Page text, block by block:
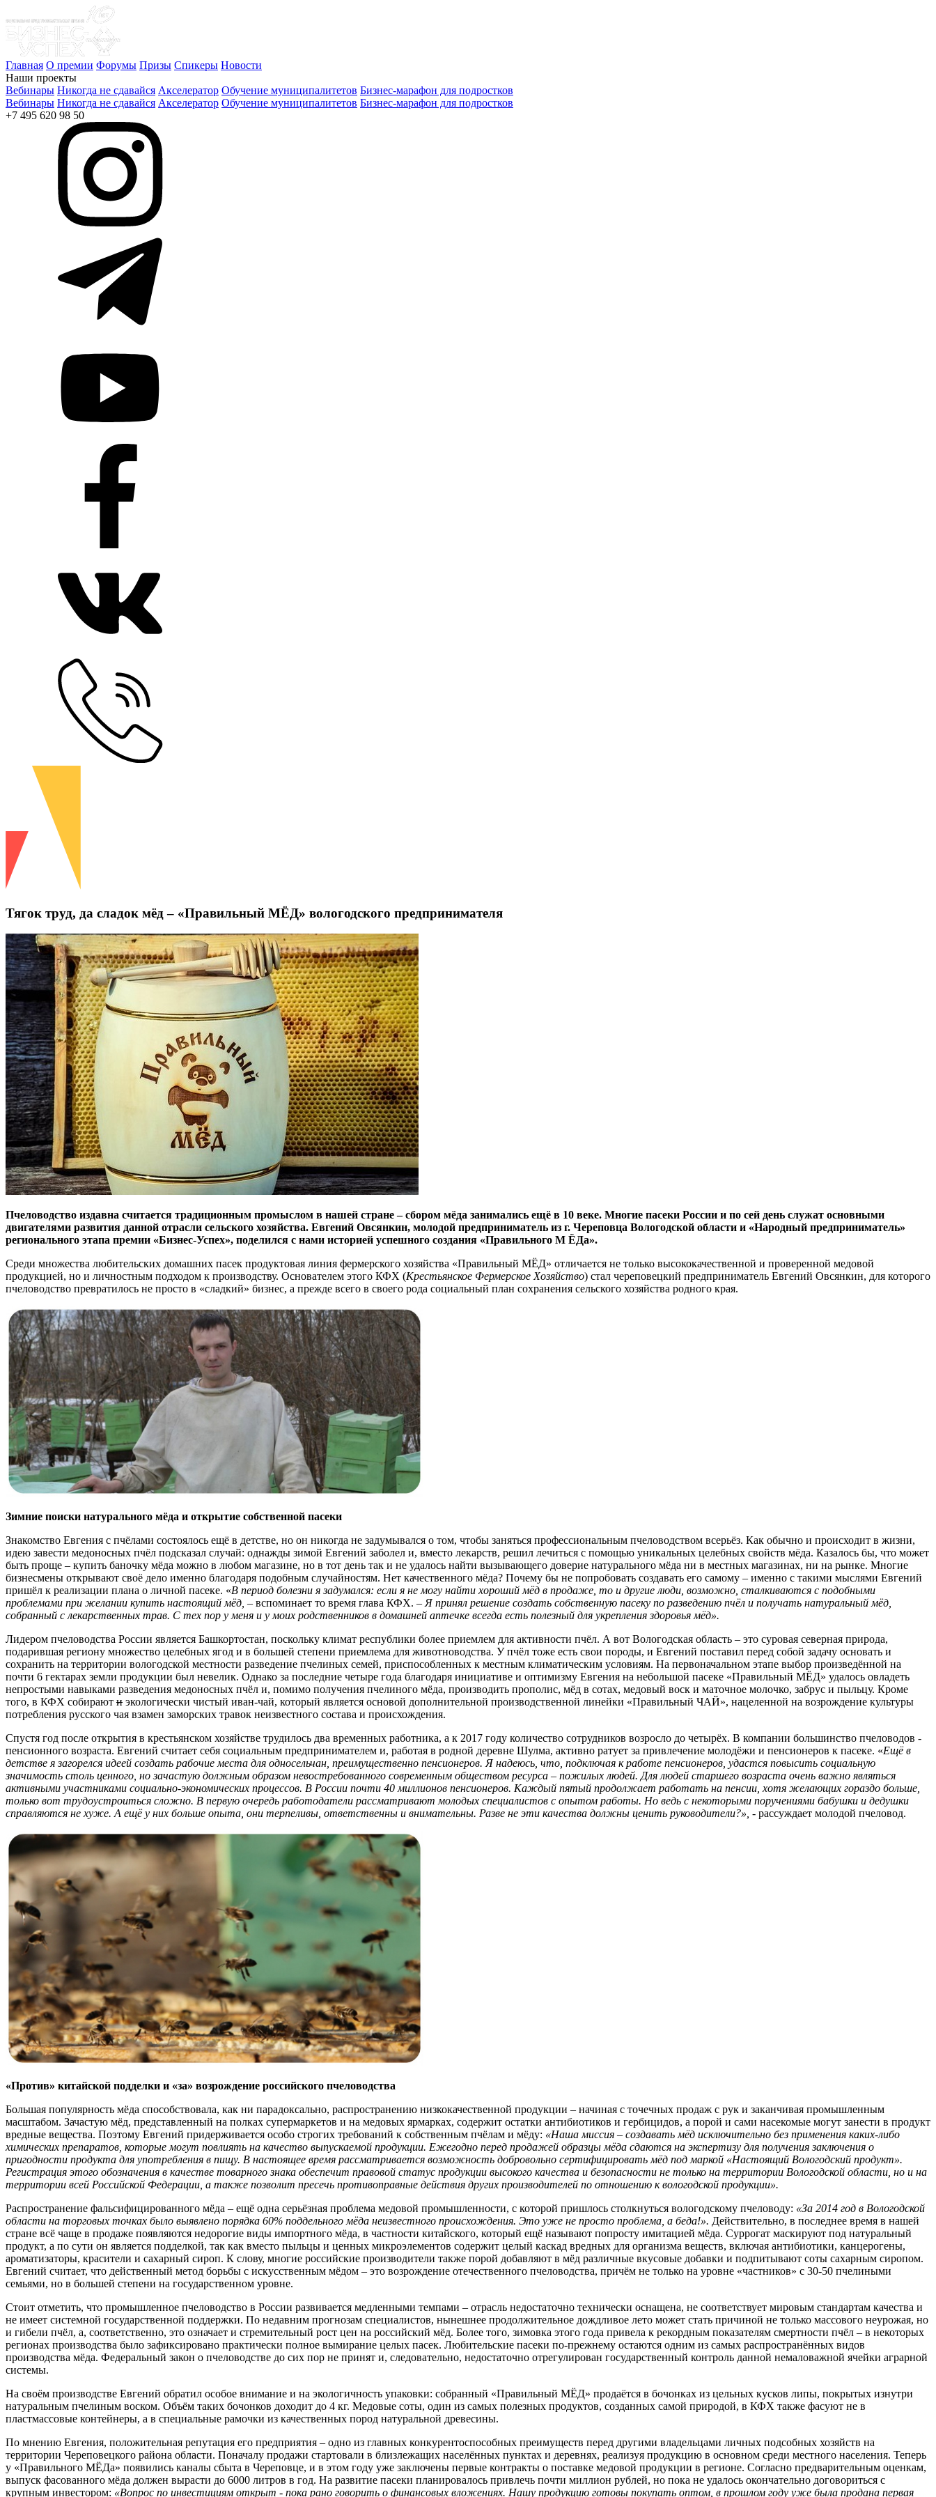
Главная О премии Форумы Призы Спикеры Новости
Наши проекты
Вебинары Никогда не сдавайся Акселератор Обучение муниципалитетов Бизнес-марафон для подростков
Вебинары Никогда не сдавайся Акселератор Обучение муниципалитетов Бизнес-марафон для подростков
+7 495 620 98 50
Тягок труд, да сладок мёд – «Правильный МЁД» вологодского предпринимателя
Пчеловодство издавна считается традиционным промыслом в нашей стране – сбором мёда занимались ещё в 10 веке. Многие пасеки России и по сей день служат основными
двигателями развития данной отрасли сельского хозяйства. Евгений Овсянкин, молодой предприниматель из г. Череповца Вологодской области и «Народный предприниматель»
регионального этапа премии «Бизнес-Успех», поделился с нами историей успешного создания «Правильного М ЁДа».
Среди множества любительских домашних пасек продуктовая линия фермерского хозяйства «Правильный МЁД» отличается не только высококачественной и проверенной медовой
продукцией, но и личностным подходом к производству. Основателем этого КФХ (Крестьянское Фермерское Хозяйство) стал череповецкий предприниматель Евгений Овсянкин, для которого
пчеловодство превратилось не просто в «сладкий» бизнес, а прежде всего в своего рода социальный план сохранения сельского хозяйства родного края.
Зимние поиски натурального мёда и открытие собственной пасеки
Знакомство Евгения с пчёлами состоялось ещё в детстве, но он никогда не задумывался о том, чтобы заняться профессиональным пчеловодством всерьёз. Как обычно и происходит в жизни,
идею завести медоносных пчёл подсказал случай: однажды зимой Евгений заболел и, вместо лекарств, решил лечиться с помощью уникальных целебных свойств мёда. Казалось бы, что может
быть проще – купить баночку мёда можно в любом магазине, но в тот день так и не удалось найти вызывающего доверие натурального мёда ни в местных магазинах, ни на рынке. Многие
бизнесмены открывают своё дело именно благодаря подобным случайностям. Нет качественного мёда? Почему бы не попробовать создавать его самому – именно с такими мыслями Евгений
пришёл к реализации плана о личной пасеке. «В период болезни я задумался: если я не могу найти хороший мёд в продаже, то и другие люди, возможно, сталкиваются с подобными
проблемами при желании купить настоящий мёд, – вспоминает то время глава КФХ. –Я принял решение создать собственную пасеку по разведению пчёл и получать натуральный мёд,
собранный с лекарственных трав. С тех пор у меня и у моих родственников в домашней аптечке всегда есть полезный для укрепления здоровья мёд».
Лидером пчеловодства России является Башкортостан, поскольку климат республики более приемлем для активности пчёл. А вот Вологодская область – это суровая северная природа,
подарившая региону множество целебных ягод и в большей степени приемлема для животноводства. У пчёл тоже есть свои породы, и Евгений поставил перед собой задачу основать и
сохранить на территории вологодской местности разведение пчелиных семей, приспособленных к местным климатическим условиям. На первоначальном этапе выбор произведённой на
почти 6 гектарах земли продукции был невелик. Однако за последние четыре года благодаря инициативе и оптимизму Евгения на небольшой пасеке «Правильный МЁД» удалось овладеть
непростыми навыками разведения медоносных пчёл и, помимо получения пчелиного мёда, производить прополис, мёд в сотах, медовый воск и маточное молочко, забрус и пыльцу. Кроме
того, в КФХ собирают и экологически чистый иван-чай, который является основой дополнительной производственной линейки «Правильный ЧАЙ», нацеленной на возрождение культуры
потребления русского чая взамен заморских травок неизвестного состава и происхождения.
Спустя год после открытия в крестьянском хозяйстве трудилось два временных работника, а к 2017 году количество сотрудников возросло до четырёх. В компании большинство пчеловодов -
пенсионного возраста. Евгений считает себя социальным предпринимателем и, работая в родной деревне Шулма, активно ратует за привлечение молодёжи и пенсионеров к пасеке. «Ещё в
детстве я загорелся идеей создать рабочие места для односельчан, преимущественно пенсионеров. Я надеюсь, что, подключая к работе пенсионеров, удастся повысить социальную
значимость столь ценного, но зачастую должным образом невостребованного современным обществом ресурса – пожилых людей. Для людей старшего возраста очень важно являться
активными участниками социально-экономических процессов. В России почти 40 миллионов пенсионеров. Каждый пятый продолжает работать на пенсии, хотя желающих гораздо больше,
только вот трудоустроиться сложно. В первую очередь работодатели рассматривают молодых специалистов с опытом работы. Но ведь с некоторыми поручениями бабушки и дедушки
справляются не хуже. А ещё у них больше опыта, они терпеливы, ответственны и внимательны. Разве не эти качества должны ценить руководители?», - рассуждает молодой пчеловод.
«Против» китайской подделки и «за» возрождение российского пчеловодства
Большая популярность мёда способствовала, как ни парадоксально, распространению низкокачественной продукции – начиная с точечных продаж с рук и заканчивая промышленным
масштабом. Зачастую мёд, представленный на полках супермаркетов и на медовых ярмарках, содержит остатки антибиотиков и гербицидов, а порой и сами насекомые могут занести в продукт
вредные вещества. Поэтому Евгений придерживается особо строгих требований к собственным пчёлам и мёду: «Наша миссия – создавать мёд исключительно без применения каких-либо
химических препаратов, которые могут повлиять на качество выпускаемой продукции. Ежегодно перед продажей образцы мёда сдаются на экспертизу для получения заключения о
пригодности продукта для употребления в пищу. В настоящее время рассматривается возможность добровольно сертифицировать мёд под маркой «Настоящий Вологодский продукт».
Регистрация этого обозначения в качестве товарного знака обеспечит правовой статус продукции высокого качества и безопасности не только на территории Вологодской области, но и на
территории всей Российской Федерации, а также позволит пресечь противоправные действия других производителей по отношению к вологодской продукции».
Распространение фальсифицированного мёда – ещё одна серьёзная проблема медовой промышленности, с которой пришлось столкнуться вологодскому пчеловоду: «За 2014 год в Вологодской
области на торговых точках было выявлено порядка 60% поддельного мёда неизвестного происхождения. Это уже не просто проблема, а беда!». Действительно, в последнее время в нашей
стране всё чаще в продаже появляются недорогие виды импортного мёда, в частности китайского, который ещё называют попросту имитацией мёда. Суррогат маскируют под натуральный
продукт, а по сути он является подделкой, так как вместо пыльцы и ценных микроэлементов содержит целый каскад вредных для организма веществ, включая антибиотики, канцерогены,
ароматизаторы, красители и сахарный сироп. К слову, многие российские производители также порой добавляют в мёд различные вкусовые добавки и подпитывают соты сахарным сиропом.
Евгений считает, что действенный метод борьбы с искусственным мёдом – это возрождение отечественного пчеловодства, причём не только на уровне «частников» с 30-50 пчелиными
семьями, но в большей степени на государственном уровне.
Стоит отметить, что промышленное пчеловодство в России развивается медленными темпами – отрасль недостаточно технически оснащена, не соответствует мировым стандартам качества и
не имеет системной государственной поддержки. По недавним прогнозам специалистов, нынешнее продолжительное дождливое лето может стать причиной не только массового неурожая, но
и гибели пчёл, а, соответственно, это означает и стремительный рост цен на российский мёд. Более того, зимовка этого года привела к рекордным показателям смертности пчёл – в некоторых
регионах производства было зафиксировано практически полное вымирание целых пасек. Любительские пасеки по-прежнему остаются одним из самых распространённых видов
производства мёда. Федеральный закон о пчеловодстве до сих пор не принят и, следовательно, недостаточно отрегулирован государственный контроль данной немаловажной ячейки аграрной
системы.
На своём производстве Евгений обратил особое внимание и на экологичность упаковки: собранный «Правильный МЁД» продаётся в бочонках из цельных кусков липы, покрытых изнутри
натуральным пчелиным воском. Объём таких бочонков доходит до 4 кг. Медовые соты, один из самых полезных продуктов, созданных самой природой, в КФХ также фасуют не в
пластмассовые контейнеры, а в специальные рамочки из качественных пород натуральной древесины.
По мнению Евгения, положительная репутация его предприятия – одно из главных конкурентоспособных преимуществ перед другими владельцами личных подсобных хозяйств на
территории Череповецкого района области. Поначалу продажи стартовали в близлежащих населённых пунктах и деревнях, реализуя продукцию в основном среди местного населения. Теперь
у «Правильного МЁДа» появились каналы сбыта в Череповце, и в этом году уже заключены первые контракты о поставке медовой продукции в регионе. Согласно предварительным оценкам,
выпуск фасованного мёда должен вырасти до 6000 литров в год. На развитие пасеки планировалось привлечь почти миллион рублей, но пока не удалось окончательно договориться с
крупным инвестором: «Вопрос по инвестициям открыт - пока рано говорить о финансовых вложениях. Нашу продукцию готовы покупать оптом, в прошлом году уже была продана первая